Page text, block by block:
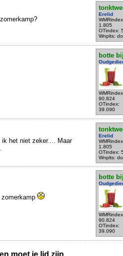
Erelid
1.805
OTindex:
Wnplts:
botte
90.824
OTindex:
39.090
Erelid
1.805
OTindex:
Wnplts:
het niet zeker.... Maar
botte
90.824
OTindex:
39.090